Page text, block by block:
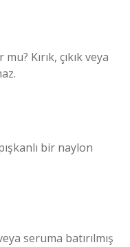
Kırık, çıkık veya
bir naylon
seruma batırılmış